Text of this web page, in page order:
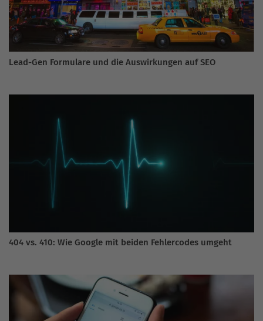
Lead-Gen Formulare und die Auswirkungen auf SEO
404 vs. 410: Wie Google mit beiden Fehlercodes umgeht